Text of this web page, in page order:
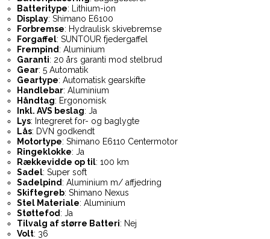
Batteritype: Lithium-ion
Display: Shimano E6100
Forbremse: Hydraulisk skivebremse
Forgaffel: SUNTOUR fjedergaffel
Frempind: Aluminium
Garanti: 20 års garanti mod stelbrud
Gear: 5 Automatik
Geartype: Automatisk gearskifte
Handlebar: Aluminium
Håndtag: Ergonomisk
Inkl. AVS beslag: Ja
Lys: Integreret for- og baglygte
Lås: DVN godkendt
Motortype: Shimano E6110 Centermotor
Ringeklokke: Ja
Rækkevidde op til: 100 km
Sadel: Super soft
Sadelpind: Aluminium m/ affjedring
Skiftegreb: Shimano Nexus
Stel Materiale: Aluminium
Støttefod: Ja
Tilvalg af større Batteri: Nej
Volt: 36